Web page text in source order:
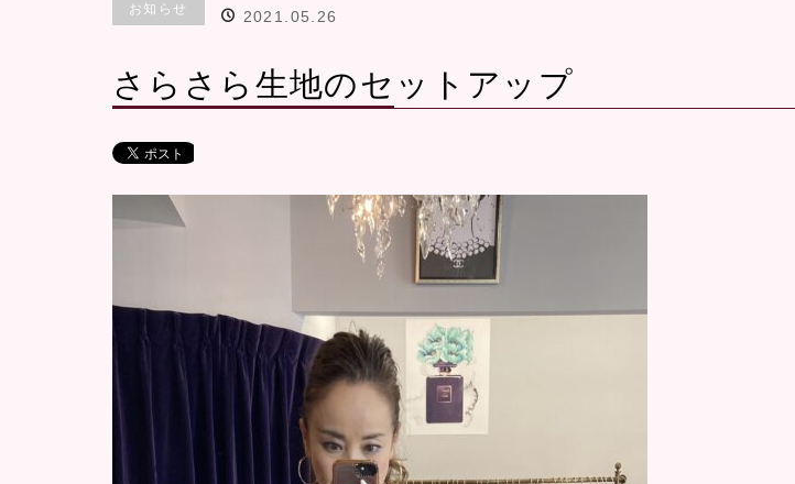
お知らせ 2021.05.26
さらさら生地のセットアップ